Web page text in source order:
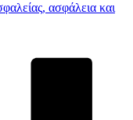
ασφάλεια και